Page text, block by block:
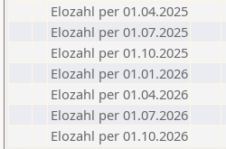
Elozahl per 01.04.2025
Elozahl per 01.07.2025
Elozahl per 01.10.2025
Elozahl per 01.01.2026
Elozahl per 01.04.2026
Elozahl per 01.07.2026
Elozahl per 01.10.2026